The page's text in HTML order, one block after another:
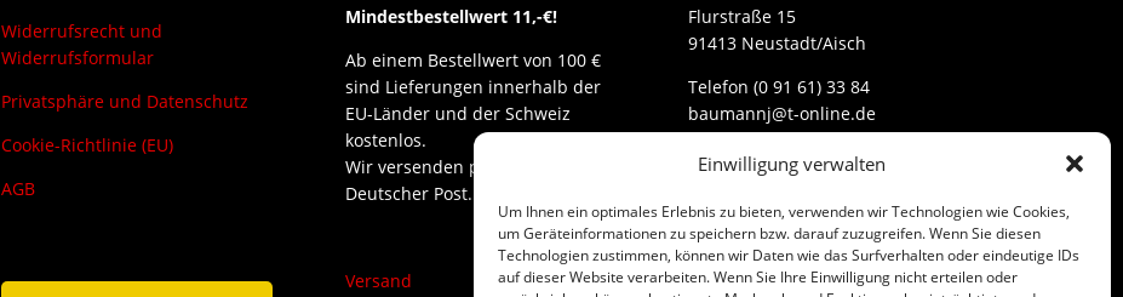
Einwilligung verwalten
Um Ihnen ein optimales Erlebnis zu bieten, verwenden wir Technologien wie Cookies,
um Geräteinformationen zu speichern bzw. darauf zuzugreifen. Wenn Sie diesen
Technologien zustimmen, können wir Daten wie das Surfverhalten oder eindeutige IDs
auf dieser Website verarbeiten. Wenn Sie Ihre Einwilligung nicht erteilen oder
Widerrufsrecht und
Widerrufsformular
Privatsphäre und Datenschutz
Cookie-Richtlinie (EU)
AGB
Mindestbestellwert 11,-€!
Ab einem Bestellwert von 100 €
sind Lieferungen innerhalb der
EU-Länder und der Schweiz
kostenlos.
Wir versenden per DHL und
Deutscher Post.
Versand
Flurstraße 15
91413 Neustadt/Aisch
Telefon (0 91 61) 33 84
baumannj@t-online.de
Kontakt
Impressum